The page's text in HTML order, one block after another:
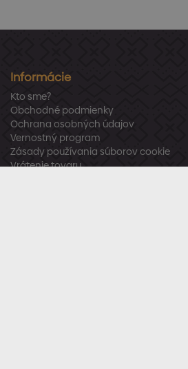
Informácie
Kto sme?
Obchodné podmienky
Ochrana osobných údajov
Vernostný program
Zásady používania súborov cookie
Vrátenie tovaru